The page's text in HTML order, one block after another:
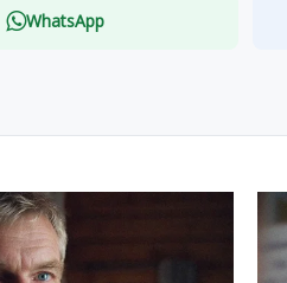
WhatsApp